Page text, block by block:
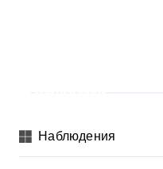
Наблюдения